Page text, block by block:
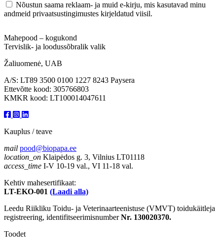
Nõustun saama reklaam- ja muid e-kirju, mis kasutavad minu
andmeid privaatsustingimustes kirjeldatud viisil.
Mahepood – kogukond
Tervislik- ja loodussõbralik valik
Žaliuomenė, UAB
A/S: LT89 3500 0100 1227 8243 Paysera
Ettevõtte kood: 305766803
KMKR kood: LT100014047611
Kauplus / teave
mail pood@biopapa.ee
location_on Klaipėdos g. 3, Vilnius LT01118
access_time I-V 10-19 val., VI 11-18 val.
Kehtiv mahesertifikaat:
LT-EKO-001 (Laadi alla)
Leedu Riikliku Toidu- ja Veterinaarteenistuse (VMVT) toidukäitleja
registreering, identifitseerimisnumberNr. 130020370.
Toodet